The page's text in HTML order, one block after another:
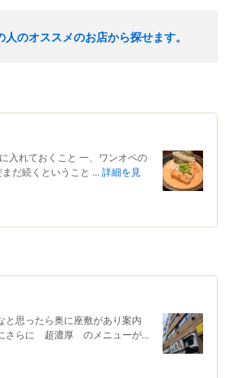
のオススメのお店から探せます。
入れておくこと 一、ワンオペの
だ続くということ ... 詳細を見
思ったら奥に座敷があり案内
さらに 超濃厚 のメニューが...